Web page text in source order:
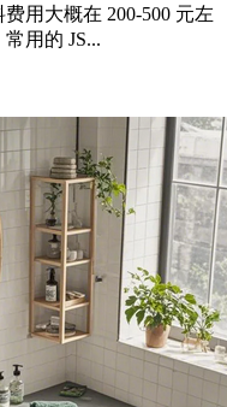
用大概在 200-500 元左
用的 JS...